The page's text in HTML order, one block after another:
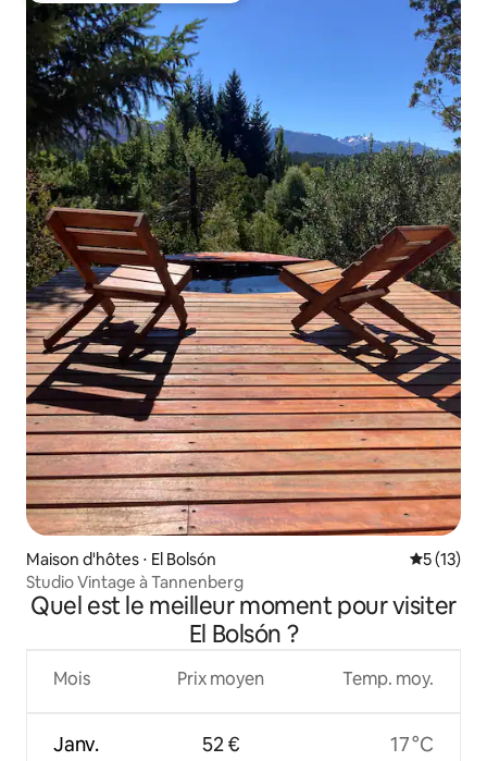
Maison d'hôtes ⋅ El Bolsón
5 (13)
Studio Vintage à Tannenberg
Quel est le meilleur moment pour visiter
El Bolsón ?
Mois
Janv.
Prix moyen
52 €
Temp. moy.
17 °C